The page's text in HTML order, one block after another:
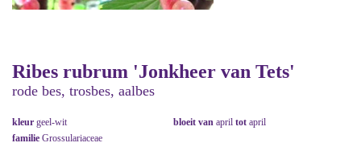
Ribes rubrum 'Jonkheer van Tets'
rode bes, trosbes, aalbes
kleur geel-wit bloeit van april tot april
familie Grossulariaceae